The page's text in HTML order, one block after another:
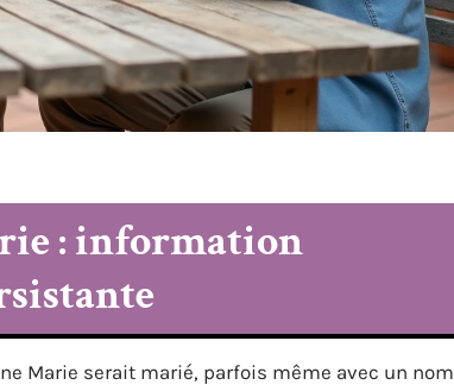
: information
Marie serait marié, parfois même avec un nom